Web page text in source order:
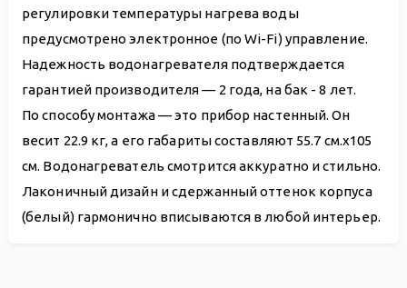
регулировки температуры нагрева воды
предусмотрено электронное (по Wi-Fi) управление.
Надежность водонагревателя подтверждается
гарантией производителя — 2 года, на бак - 8 лет.
По способу монтажа — это прибор настенный. Он
весит 22.9 кг, а его габариты составляют 55.7 см.х105
см. Водонагреватель смотрится аккуратно и стильно.
Лаконичный дизайн и сдержанный оттенок корпуса
(белый) гармонично вписываются в любой интерьер.